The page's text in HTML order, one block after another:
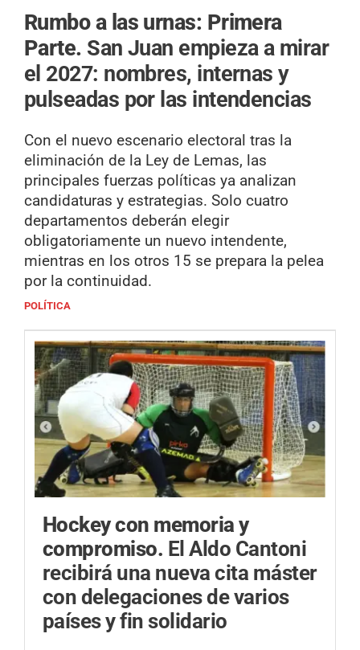
Rumbo a las urnas: Primera
Parte. San Juan empieza a mirar
el 2027: nombres, internas y
pulseadas por las intendencias
Con el nuevo escenario electoral tras la
eliminación de la Ley de Lemas, las
principales fuerzas políticas ya analizan
candidaturas y estrategias. Solo cuatro
departamentos deberán elegir
obligatoriamente un nuevo intendente,
mientras en los otros 15 se prepara la pelea
por la continuidad.
POLÍTICA
Hockey con memoria y
compromiso. El Aldo Cantoni
recibirá una nueva cita máster
con delegaciones de varios
países y fin solidario